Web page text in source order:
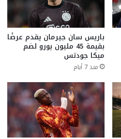
باريس سان جيرمان يقدم عرضًا
بقيمة 45 مليون يورو لضم
ميكا جودتس
منذ 7 أيام